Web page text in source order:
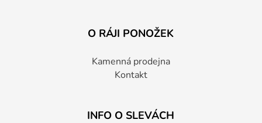
O RÁJI PONOŽEK
Kamenná prodejna
Kontakt
INFO O SLEVÁCH